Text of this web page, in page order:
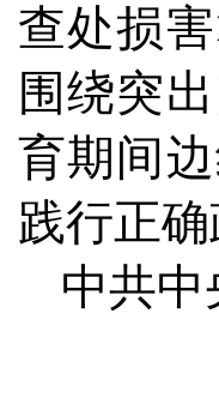
查处损
围绕突
育期间
践行正确
中共